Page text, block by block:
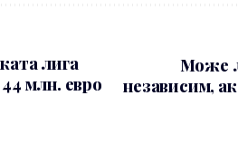
лига
млн. евро
Може
независим,